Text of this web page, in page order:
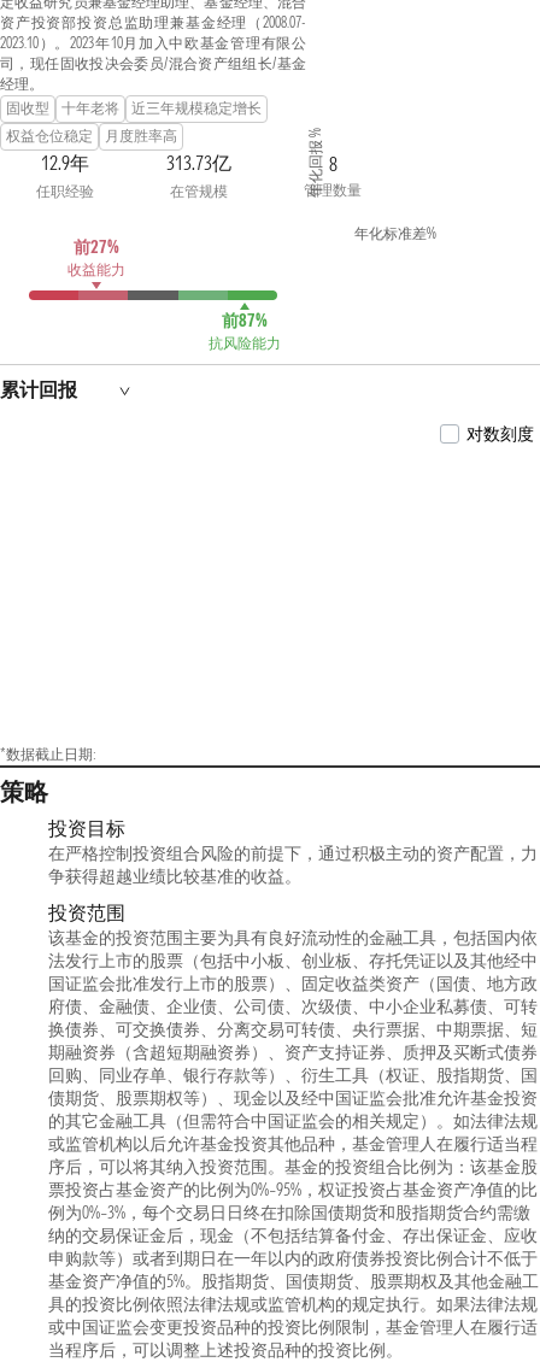
资产投资部投资总监助理兼基金经理（2008.07-
2023.10）。2023年10月加入中欧基金管理有限公
司，现任固收投决会委员/混合资产组组长/基金
经理。
固收型
十年老将
近三年规模稳定增长
权益仓位稳定
月度胜率高
12.9年
任职经验
313.73亿
在管规模
8
管理数量
前27%
收益能力
前87%
抗风险能力
年化回报 %
年化标准差%
累计回报
对数刻度
*数据截止日期:
策略
投资目标
在严格控制投资组合风险的前提下，通过积极主动的资产配置，力
争获得超越业绩比较基准的收益。
投资范围
该基金的投资范围主要为具有良好流动性的金融工具，包括国内依
法发行上市的股票（包括中小板、创业板、存托凭证以及其他经中
国证监会批准发行上市的股票）、固定收益类资产（国债、地方政
府债、金融债、企业债、公司债、次级债、中小企业私募债、可转
换债券、可交换债券、分离交易可转债、央行票据、中期票据、短
期融资券（含超短期融资券）、资产支持证券、质押及买断式债券
回购、同业存单、银行存款等）、衍生工具（权证、股指期货、国
债期货、股票期权等）、现金以及经中国证监会批准允许基金投资
的其它金融工具（但需符合中国证监会的相关规定）。如法律法规
或监管机构以后允许基金投资其他品种，基金管理人在履行适当程
序后，可以将其纳入投资范围。基金的投资组合比例为：该基金股
票投资占基金资产的比例为0%–95%，权证投资占基金资产净值的比
例为0%–3%，每个交易日日终在扣除国债期货和股指期货合约需缴
纳的交易保证金后，现金（不包括结算备付金、存出保证金、应收
申购款等）或者到期日在一年以内的政府债券投资比例合计不低于
基金资产净值的5%。股指期货、国债期货、股票期权及其他金融工
具的投资比例依照法律法规或监管机构的规定执行。如果法律法规
或中国证监会变更投资品种的投资比例限制，基金管理人在履行适
当程序后，可以调整上述投资品种的投资比例。